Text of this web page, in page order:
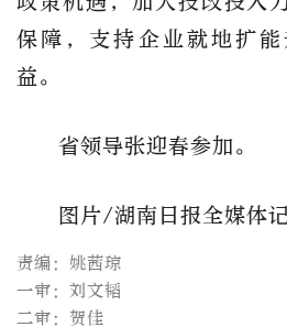
保障，支持企业就地扩
益。
省领导张迎春参加。
图片/湖南日报全媒体
责编：姚茜琼
一审：刘文韬
二审：贺佳